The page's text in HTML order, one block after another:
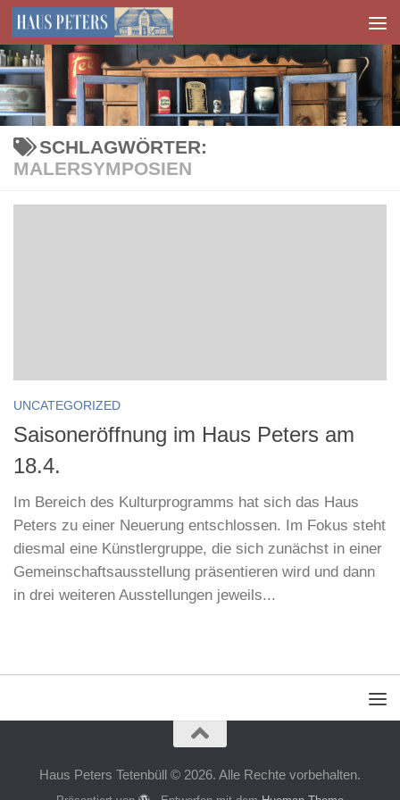
Zum Inhalt springen
SCHLAGWÖRTER:
MALERSYMPOSIEN
UNCATEGORIZED
Saisoneröffnung im Haus Peters am
18.4.
Im Bereich des Kulturprogramms hat sich das Haus
Peters zu einer Neuerung entschlossen. Im Fokus steht
diesmal eine Künstlergruppe, die sich zunächst in einer
Gemeinschaftsausstellung präsentieren wird und dann
in drei weiteren Ausstellungen jeweils...
Haus Peters Tetenbüll © 2026. Alle Rechte vorbehalten.